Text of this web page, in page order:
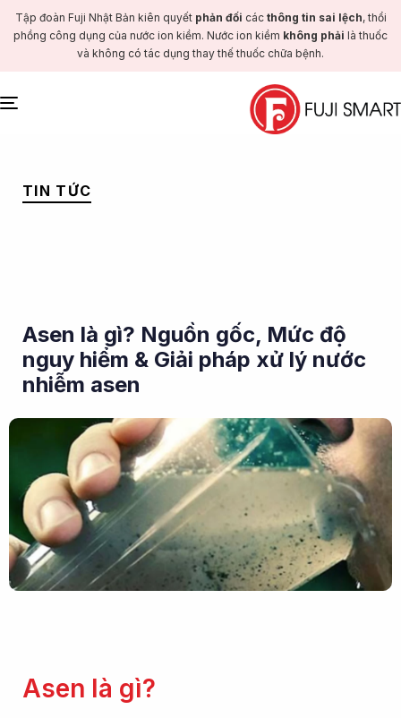
Tập đoàn Fuji Nhật Bản kiên quyết phản đối các thông tin sai lệch, thổi
phồng công dụng của nước ion kiềm. Nước ion kiềm không phải là thuốc
và không có tác dụng thay thế thuốc chữa bệnh.
Toggle
TIN TỨC
Asen là gì? Nguồn gốc, Mức độ
nguy hiểm & Giải pháp xử lý nước
nhiễm asen
Asen là gì?